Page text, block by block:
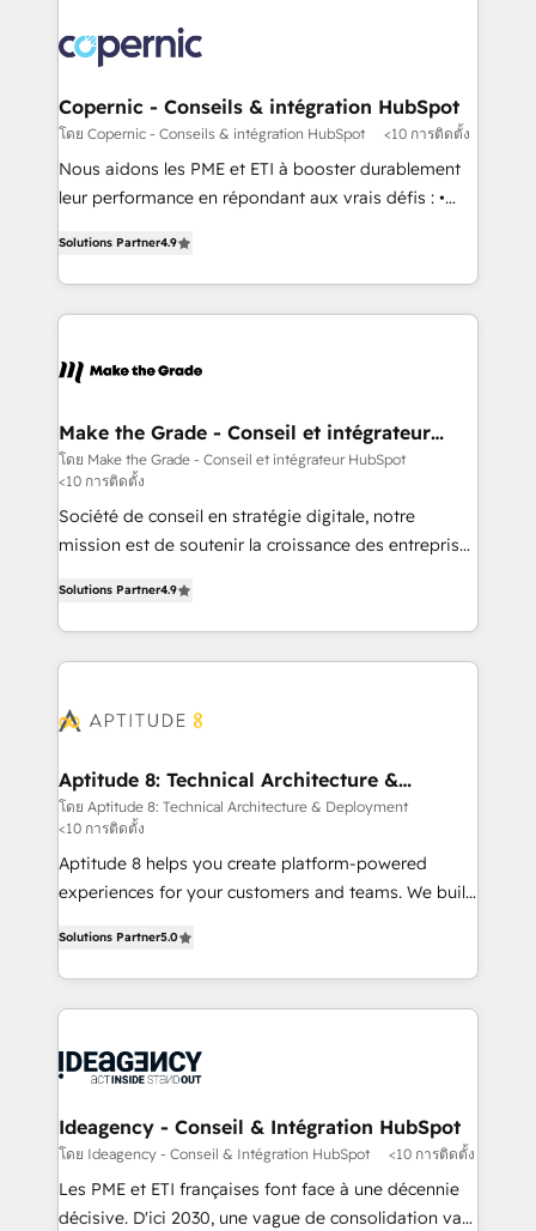
rollouts, adoption coaching. Buying HubSpot,
switching to it, or reviving a stale portal? We are
implement your CRM. We engineer revenue
outcomes for the GTM owner on HubSpot. We Build
Different Because We're Built Different: - Secure:
Soc2 compliant 🛡️ - Onboarding: Implementations
starting from $1,5k - Clay: Elite Studio Solutions
Partner 🤝 - Global: 75+ RPers across five continents
Elite HubSpot Partner 🪴 - CRM: More Sales Hub
implementations than any other Partner 💻 -
agency for a GTM engineer’s job. The choice is
Copernic - Conseils & intégration HubSpot
โดย Copernic - Conseils & intégration HubSpot <10 การติดตั้ง
Nous aidons les PME et ETI à booster durablement
leur performance en répondant aux vrais défis : •
téléphonie, etc.) • Alignement des équipes grâce à un
outil et des données partagées • Amélioration de la
collecte et de l’analyse des données pour des
de la productivité des équipes Notre équipe de 30
avec un engagement total, alignant processus
métiers et technologie, et guidant vos équipes à
travers le changement, tout en centrant vos objectifs
d’entreprise. Grâce à une méthodologie éprouvée
auprès de plus de 400 clients, nous comprenons
HubSpot dans votre organisation. Pour toute
question technique ou besoin de structuration de
votre projet HubSpot, contactez notre équipe pour
Solutions Partner4.9
Make the Grade - Conseil et intégrateur
HubSpot
โดย Make the Grade - Conseil et intégrateur HubSpot
<10 การติดตั้ง
Société de conseil en stratégie digitale, notre
mission est de soutenir la croissance des entreprises
l'intégration CRM et le développement des revenus
auprès de vos comptes existants. En France et à
l'international, nous travaillons avec des ETI
delà d’une simple transformation digitale et des
➤ L’intégration de CRM et de méthodologie RevOps
pour aligner les équipes marketing, commerciales et
support client (data migration, synchronisation API,
audit et maintenance) ➤ La création de sites internet
de conversion qui transforment les visiteurs en
stratégies d'acquisition marketing (SEO, SEA,
inbound, automatisation marketing, ABM, IA,
emailing) Informations clés : - 10 ans d'expérience -
experts conseil - 150 certifications HubSpot
Solutions Partner4.9
Aptitude 8: Technical Architecture &
Deployment
โดย Aptitude 8: Technical Architecture & Deployment
<10 การติดตั้ง
Aptitude 8 helps you create platform-powered
experiences for your customers and teams. We build
across your entire tech stack. Aptitude 8 is trusted
by top brands such as Lenovo, Bluetooth,
International Sports Sciences Association, SXSW,
Randstad, Uber Freight, and HubSpot itself. We have
partner and expertise across operational strategy,
business-first process building, system integration,
custom development, and extensibility. When you
work with Aptitude 8, you get a team – not an
Solutions Partner5.0
Ideagency - Conseil & Intégration HubSpot
โดย Ideagency - Conseil & Intégration HubSpot <10 การติดตั้ง
Les PME et ETI françaises font face à une décennie
décisive. D'ici 2030, une vague de consolidation va